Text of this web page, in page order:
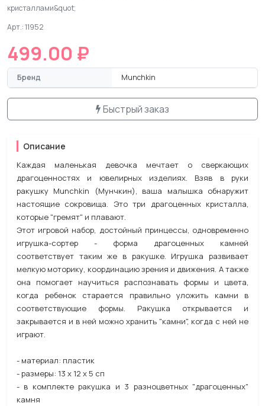
кристаллами&quot;
Арт.: 11952
499.00 ₽
Бренд Munchkin
Быстрый заказ
Описание
Каждая маленькая девочка мечтает о сверкающих
драгоценностях и ювелирных изделиях. Взяв в руки
ракушку Munchkin (Мунчкин), ваша малышка обнаружит
настоящие сокровища. Это три драгоценных кристалла,
которые "гремят" и плавают.
Этот игровой набор, достойный принцессы, одновременно
игрушка-сортер - форма драгоценных камней
соответствует таким же в ракушке. Игрушка развивает
мелкую моторику, координацию зрения и движения. А также
она помогает научиться распознавать формы и цвета,
когда ребенок старается правильно уложить камни в
соответствующие формы. Ракушка открывается и
закрывается и в ней можно хранить "камни", когда с ней не
играют.
- материал: пластик
- размеры: 13 х 12 х 5 сп
- в комплекте ракушка и 3 разноцветных "драгоценных"
камня